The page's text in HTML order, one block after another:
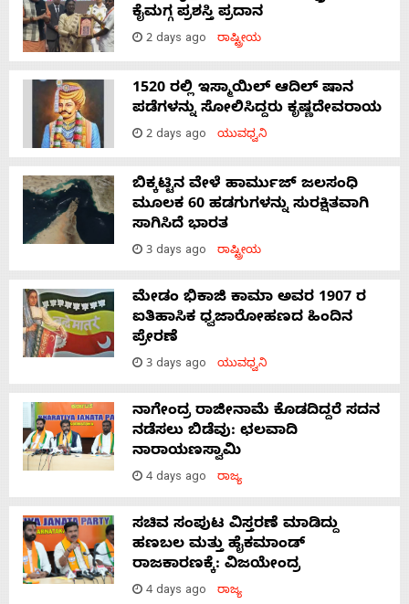
ಕೈಮಗ್ಗ ಪ್ರಶಸ್ತಿ ಪ್ರದಾನ
2 days ago ರಾಷ್ಟ್ರೀಯ
1520 ರಲ್ಲಿ ಇಸ್ಮಾಯಿಲ್ ಆದಿಲ್ ಷಾನ
ಪಡೆಗಳನ್ನು ಸೋಲಿಸಿದ್ದರು ಕೃಷ್ಣದೇವರಾಯ
2 days ago ಯುವಧ್ವನಿ
ಬಿಕ್ಕಟ್ಟಿನ ವೇಳೆ ಹಾರ್ಮುಜ್ ಜಲಸಂಧಿ
ಮೂಲಕ 60 ಹಡಗುಗಳನ್ನು ಸುರಕ್ಷಿತವಾಗಿ
ಸಾಗಿಸಿದೆ ಭಾರತ
3 days ago ರಾಷ್ಟ್ರೀಯ
ಮೇಡಂ ಭಿಕಾಜಿ ಕಾಮಾ ಅವರ 1907 ರ
ಐತಿಹಾಸಿಕ ಧ್ವಜಾರೋಹಣದ ಹಿಂದಿನ
ಪ್ರೇರಣೆ
3 days ago ಯುವಧ್ವನಿ
ನಾಗೇಂದ್ರ ರಾಜೀನಾಮೆ ಕೊಡದಿದ್ದರೆ ಸದನ
ನಡೆಸಲು ಬಿಡೆವು: ಛಲವಾದಿ
ನಾರಾಯಣಸ್ವಾಮಿ
4 days ago ರಾಜ್ಯ
ಸಚಿವ ಸಂಪುಟ ವಿಸ್ತರಣೆ ಮಾಡಿದ್ದು
ಹಣಬಲ ಮತ್ತು ಹೈಕಮಾಂಡ್
ರಾಜಕಾರಣಕ್ಕೆ: ವಿಜಯೇಂದ್ರ
4 days ago ರಾಜ್ಯ